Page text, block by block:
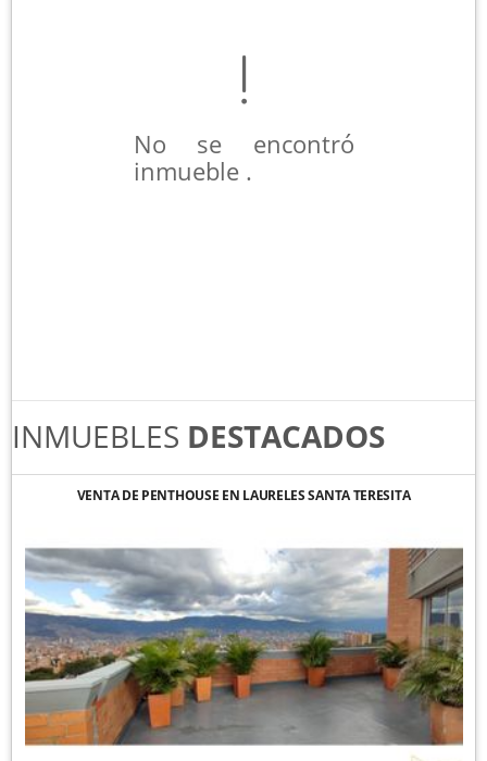
No se encontró
inmueble .
INMUEBLES DESTACADOS
VENTA DE PENTHOUSE EN LAURELES SANTA TERESITA